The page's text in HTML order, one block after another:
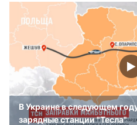
В Украине в следующем
зарядные станции "Тесла"